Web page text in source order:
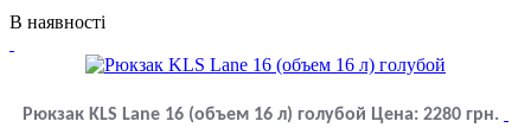
В наявності
Рюкзак KLS Lane 16 (объем 16 л) голубой Цена: 2280 грн.